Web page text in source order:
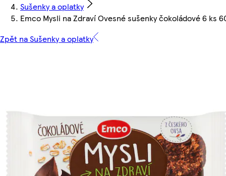
Sušenky a oplatky
Emco Mysli na Zdraví Ovesné sušenky čokoládové 6 ks
Zpět na Sušenky a oplatky